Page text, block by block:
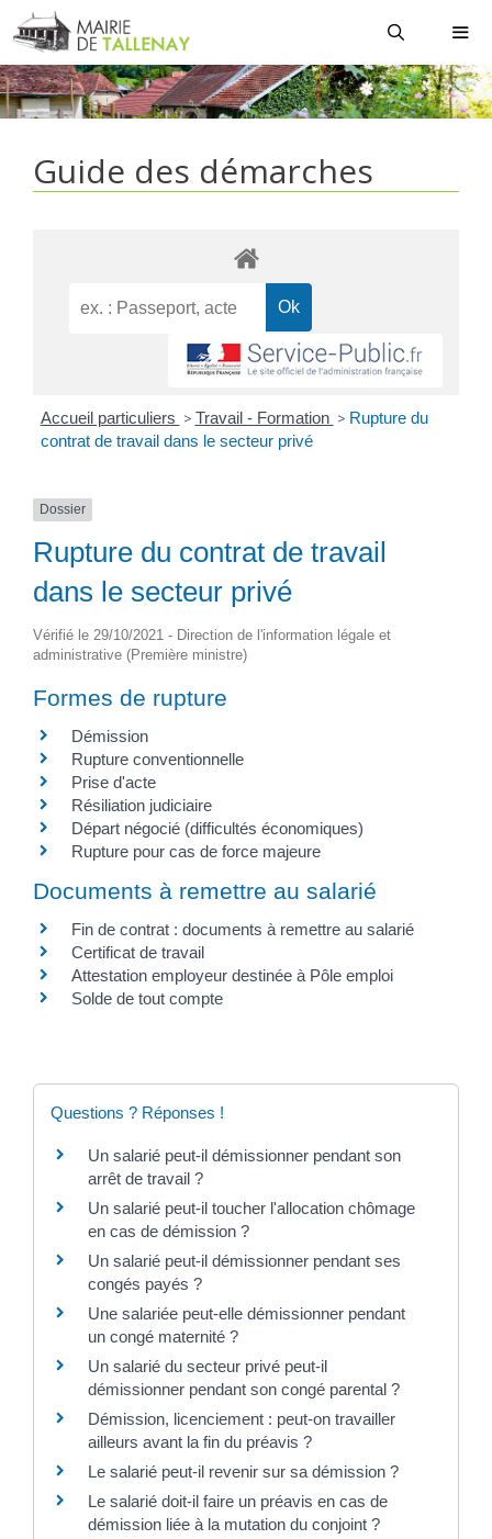
Aller
au
contenu
Guide des démarches
Accueil particuliers > Travail - Formation > Rupture du
contrat de travail dans le secteur privé
Dossier
Rupture du contrat de travail
dans le secteur privé
Vérifié le 29/10/2021 - Direction de l'information légale et
administrative (Première ministre)
Formes de rupture
Démission
Rupture conventionnelle
Prise d'acte
Résiliation judiciaire
Départ négocié (difficultés économiques)
Rupture pour cas de force majeure
Documents à remettre au salarié
Fin de contrat : documents à remettre au salarié
Certificat de travail
Attestation employeur destinée à Pôle emploi
Solde de tout compte
Questions ? Réponses !
Un salarié peut-il démissionner pendant son
arrêt de travail ?
Un salarié peut-il toucher l'allocation chômage
en cas de démission ?
Un salarié peut-il démissionner pendant ses
congés payés ?
Une salariée peut-elle démissionner pendant
un congé maternité ?
Un salarié du secteur privé peut-il
démissionner pendant son congé parental ?
Démission, licenciement : peut-on travailler
ailleurs avant la fin du préavis ?
Le salarié peut-il revenir sur sa démission ?
Le salarié doit-il faire un préavis en cas de
démission liée à la mutation du conjoint ?